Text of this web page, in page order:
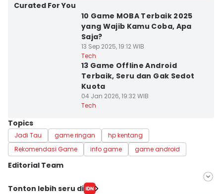
Curated For You
10 Game MOBA Terbaik 2025
yang Wajib Kamu Coba, Apa
Saja?
13 Sep 2025, 19:12 WIB
Tech
13 Game Offline Android
Terbaik, Seru dan Gak Sedot
Kuota
04 Jan 2026, 19:32 WIB
Tech
Topics
Jadi Tau game ringan
hp kentang
Rekomendasi Game
info game game android
Editorial Team
Editor
Tonton lebih seru di